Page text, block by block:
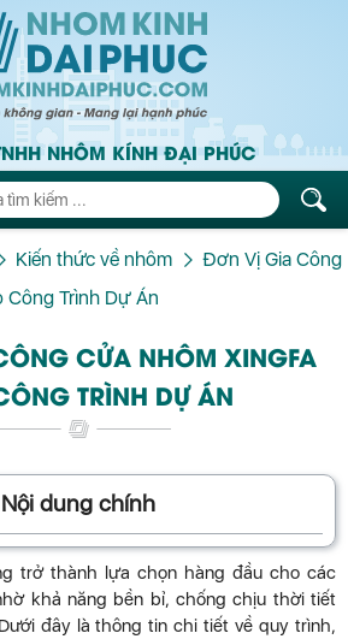
NHÔM KÍNH ĐẠI PHÚC
Kiến thức về nhôm
Đơn Vị Gia Công
Công Trình Dự Án
CỬA NHÔM XINGFA
TRÌNH DỰ ÁN
Nội dung chính
trở thành lựa chọn hàng đầu cho các
khả năng bền bỉ, chống chịu thời tiết
đây là thông tin chi tiết về quy trình,